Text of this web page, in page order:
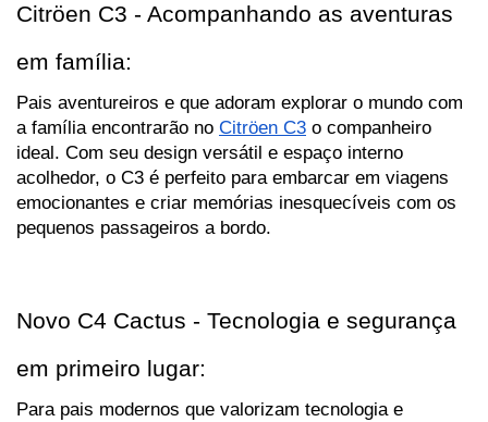
Citröen C3 - Acompanhando as aventuras
em família:
Pais aventureiros e que adoram explorar o mundo com
a família encontrarão no Citröen C3 o companheiro
ideal. Com seu design versátil e espaço interno
acolhedor, o C3 é perfeito para embarcar em viagens
emocionantes e criar memórias inesquecíveis com os
pequenos passageiros a bordo.
Novo C4 Cactus - Tecnologia e segurança
em primeiro lugar:
Para pais modernos que valorizam tecnologia e